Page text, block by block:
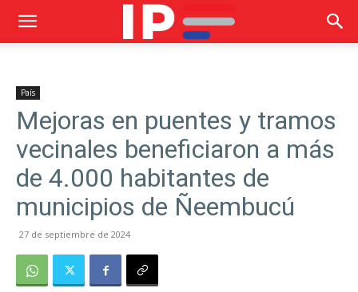
País
Mejoras en puentes y tramos
vecinales beneficiaron a más
de 4.000 habitantes de
municipios de Ñeembucú
27 de septiembre de 2024